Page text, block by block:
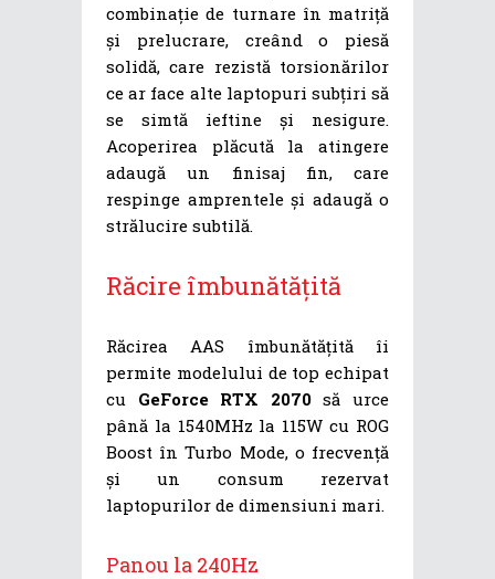
combinație de turnare în matriță
și prelucrare, creând o piesă
solidă, care rezistă torsionărilor
ce ar face alte laptopuri subțiri să
se simtă ieftine și nesigure.
Acoperirea plăcută la atingere
adaugă un finisaj fin, care
respinge amprentele și adaugă o
strălucire subtilă.
Răcire îmbunătățită
Răcirea AAS îmbunătățită îi
permite modelului de top echipat
cu GeForce RTX 2070să urce
până la 1540MHz la 115W cu ROG
Boost în Turbo Mode, o frecvență
și un consum rezervat
laptopurilor de dimensiuni mari.
Panou la 240Hz